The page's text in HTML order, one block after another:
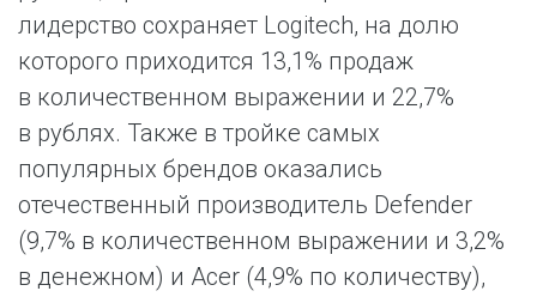
лидерство сохраняет Logitech, на долю
которого приходится 13,1% продаж
в количественном выражении и 22,7%
в рублях. Также в тройке самых
популярных брендов оказались
отечественный производитель Defender
(9,7% в количественном выражении и 3,2%
в денежном) и Acer (4,9% по количеству),